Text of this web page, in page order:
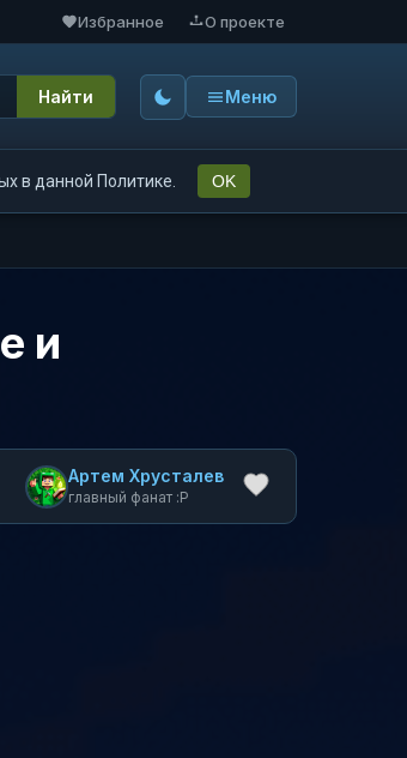
Избранное О проекте
Найти Меню
в данной Политике. OK
и
Артем Хрусталев
главный фанат :P